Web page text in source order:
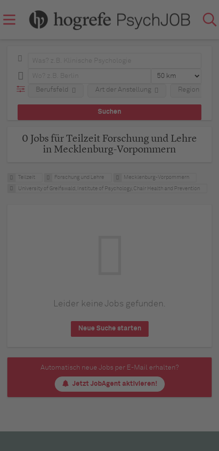
Berufsfeld Art der Anstellung Region
0 Jobs für Teilzeit Forschung und Lehre
in Mecklenburg-Vorpommern
Teilzeit Forschung und Lehre Mecklenburg-Vorpommern
University of Greifswald, Institute of Psychology, Chair Health and Prevention
Leider keine Jobs gefunden.
Neue Suche starten
Automatisch neue Jobs per E-Mail erhalten?
Jetzt JobAgent aktivieren!